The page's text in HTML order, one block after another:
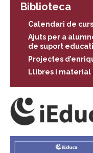
Biblioteca
Calendari de
Ajuts per a
de suport
Projectes
Llibres i material